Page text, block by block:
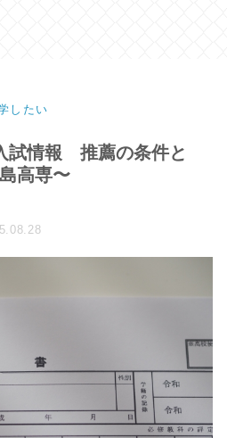
したい
情報 推薦の条件と
高専〜